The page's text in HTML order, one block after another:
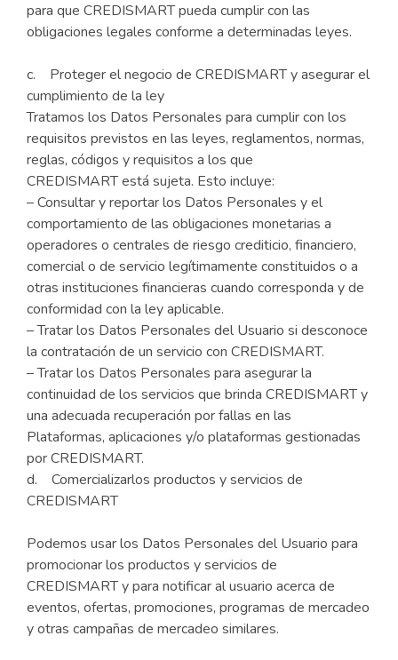
para que CREDISMART pueda cumplir con las
obligaciones legales conforme a determinadas leyes.
c. Proteger el negocio de CREDISMART y asegurar el
cumplimiento de la ley
Tratamos los Datos Personales para cumplir con los
requisitos previstos en las leyes, reglamentos, normas,
reglas, códigos y requisitos a los que
CREDISMART está sujeta. Esto incluye:
– Consultar y reportar los Datos Personales y el
comportamiento de las obligaciones monetarias a
operadores o centrales de riesgo crediticio, financiero,
comercial o de servicio legítimamente constituidos o a
otras instituciones financieras cuando corresponda y de
conformidad con la ley aplicable.
– Tratar los Datos Personales del Usuario si desconoce
la contratación de un servicio con CREDISMART.
– Tratar los Datos Personales para asegurar la
continuidad de los servicios que brinda CREDISMART y
una adecuada recuperación por fallas en las
Plataformas, aplicaciones y/o plataformas gestionadas
por CREDISMART.
d. Comercializarlos productos y servicios de
CREDISMART
Podemos usar los Datos Personales del Usuario para
promocionar los productos y servicios de
CREDISMART y para notificar al usuario acerca de
eventos, ofertas, promociones, programas de mercadeo
y otras campañas de mercadeo similares.